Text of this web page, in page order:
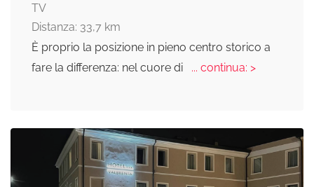
TV
Distanza: 33,7 km
È proprio la posizione in pieno centro storico a
fare la differenza: nel cuore di
... continua: >